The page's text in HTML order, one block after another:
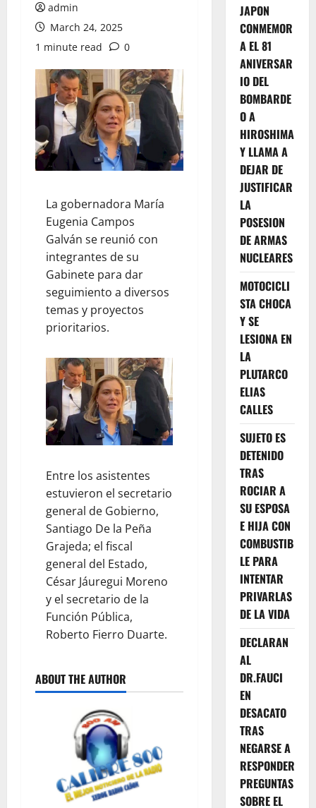
admin
March 24, 2025
1 minute read
0
La gobernadora María
Eugenia Campos
Galván se reunió con
integrantes de su
Gabinete para dar
seguimiento a diversos
temas y proyectos
prioritarios.
Entre los asistentes
estuvieron el secretario
general de Gobierno,
Santiago De la Peña
Grajeda; el fiscal
general del Estado,
César Jáuregui Moreno
y el secretario de la
Función Pública,
Roberto Fierro Duarte.
ABOUT THE AUTHOR
JAPON
CONMEMOR
A EL 81
ANIVERSAR
IO DEL
BOMBARDE
O A
HIROSHIMA
Y LLAMA A
DEJAR DE
JUSTIFICAR
LA
POSESION
DE ARMAS
NUCLEARES
MOTOCICLI
STA CHOCA
Y SE
LESIONA EN
LA
PLUTARCO
ELIAS
CALLES
SUJETO ES
DETENIDO
TRAS
ROCIAR A
SU ESPOSA
E HIJA CON
COMBUSTIB
LE PARA
INTENTAR
PRIVARLAS
DE LA VIDA
DECLARAN
AL
DR.FAUCI
EN
DESACATO
TRAS
NEGARSE A
RESPONDER
PREGUNTAS
SOBRE EL